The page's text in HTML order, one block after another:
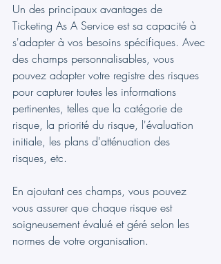
Un des principaux avantages de
Ticketing As A Service est sa capacité à
s'adapter à vos besoins spécifiques. Avec
des champs personnalisables, vous
pouvez adapter votre registre des risques
pour capturer toutes les informations
pertinentes, telles que la catégorie de
risque, la priorité du risque, l'évaluation
initiale, les plans d'atténuation des
risques, etc.
En ajoutant ces champs, vous pouvez
vous assurer que chaque risque est
soigneusement évalué et géré selon les
normes de votre organisation.